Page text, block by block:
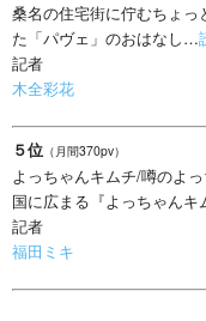
桑名の住宅街に佇むちょっ
た「パヴェ」のおはなし…
記者
木全彩花
５位 （月間370pv）
よっちゃんキムチ/噂のよ
国に広まる『よっちゃん
記者
福田ミキ